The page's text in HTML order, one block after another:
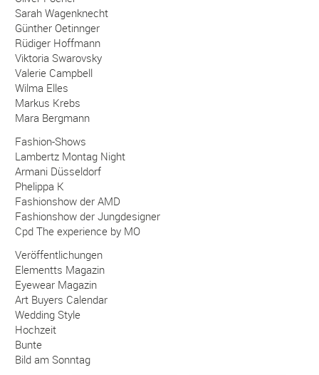
Sarah Wagenknecht
Günther Oetinnger
Rüdiger Hoffmann
Viktoria Swarovsky
Valerie Campbell
Wilma Elles
Markus Krebs
Mara Bergmann
Fashion-Shows
Lambertz Montag Night
Armani Düsseldorf
Phelippa K
Fashionshow der AMD
Fashionshow der Jungdesigner
Cpd The experience by MO
Veröffentlichungen
Elementts Magazin
Eyewear Magazin
Art Buyers Calendar
Wedding Style
Hochzeit
Bunte
Bild am Sonntag